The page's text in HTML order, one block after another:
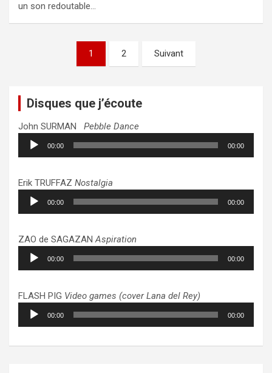
un son redoutable…
1 2 Suivant
Disques que j’écoute
John SURMAN Pebble Dance
Lecteur
audio
00:00 00:00
Erik TRUFFAZ Nostalgia
Lecteur
audio
00:00 00:00
ZAO de SAGAZANAspiration
Lecteur
audio
00:00 00:00
FLASH PIG Video games (cover Lana del Rey)
Lecteur
audio
00:00 00:00